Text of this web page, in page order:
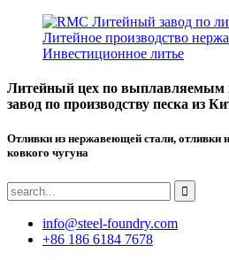
Литейный цех по выплавляемым
завод по производству песка из
Отливки из нержавеющей стали, отливки
ковкого чугуна
info@steel-foundry.com
+86 186 6184 7678